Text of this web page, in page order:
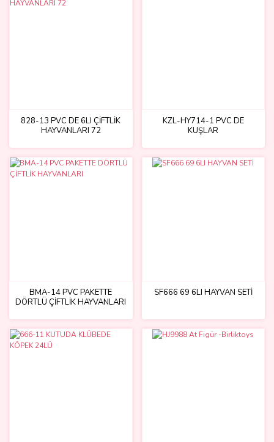
828-13 PVC DE 6LI ÇİFTLİK
HAYVANLARI 72
KZL-HY714-1 PVC DE
KUŞLAR
BMA-14 PVC PAKETTE
DÖRTLÜ ÇİFTLİK HAYVANLARI
SF666 69 6LI HAYVAN SETİ